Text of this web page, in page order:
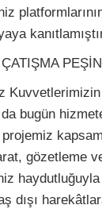
bugün
gözetleme
dışı